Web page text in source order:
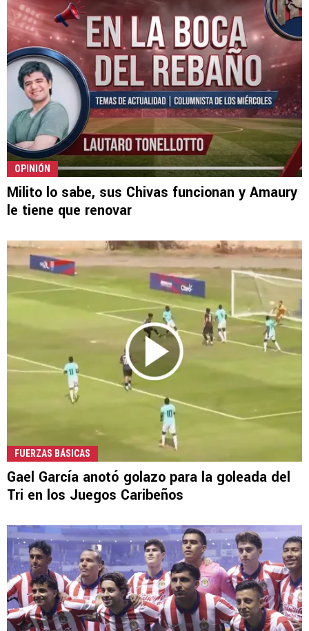
OPINIÓN
Milito lo sabe, sus Chivas funcionan y Amaury
le tiene que renovar
FUERZAS BÁSICAS
Gael García anotó golazo para la goleada del
Tri en los Juegos Caribeños